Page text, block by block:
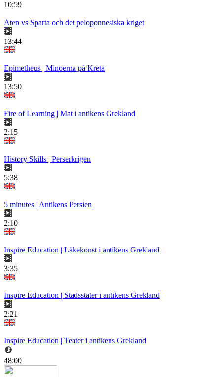
10:59
Aten vs Sparta och det peloponnesiska kriget
13:44
Epimetheus | Minoerna på Kreta
13:50
Fire of Learning | Mat i antikens Grekland
2:15
History Skills | Perserkrigen
5:38
5 minutes | Antikens Persien
2:10
Inspire Education | Läkekonst i antikens Grekland
3:35
Inspire Education | Stadsstater i antikens Grekland
2:21
Inspire Education | Teater i antikens Grekland
48:00